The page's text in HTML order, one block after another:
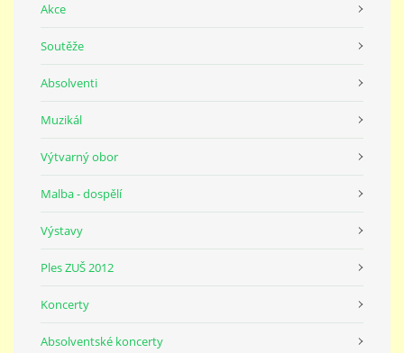
Akce
Soutěže
Absolventi
Muzikál
Výtvarný obor
Malba - dospělí
Výstavy
Ples ZUŠ 2012
Koncerty
Absolventské koncerty